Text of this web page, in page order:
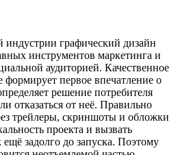
графический дизайн
инструментов маркетинга и
аудиторией. Качественное
формирует первое впечатление о
решение потребителя
отказаться от неё. Правильно
трейлеры, скриншоты и обложки
проекта и вызвать
задолго до запуска. Поэтому